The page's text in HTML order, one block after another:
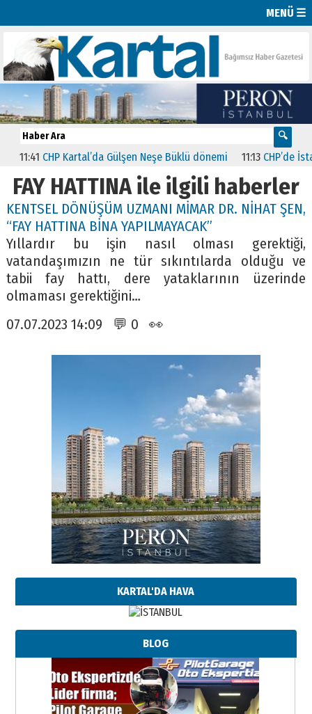
MENÜ ☰
11:41 CHP Kartal’da Gülşen Neşe Büklü dönemi 11:13 CHP’de
FAY HATTINA ile ilgili haberler
KENTSEL DÖNÜŞÜM UZMANI MİMAR DR. NİHAT ŞEN,
“FAY HATTINA BİNA YAPILMAYACAK”
Yıllardır bu işin nasıl olması gerektiği,
vatandaşımızın ne tür sıkıntılarda olduğu ve
tabii fay hattı, dere yataklarının üzerinde
olmaması gerektiğini…
07.07.2023 14:09 💬 0 👀
KARTAL'DA HAVA
BLOG